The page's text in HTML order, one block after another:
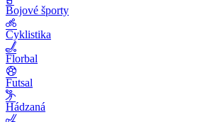
Bojové športy
Cyklistika
Florbal
Futsal
Hádzaná